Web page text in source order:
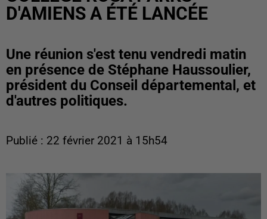
D'AMIENS A ÉTÉ LANCÉE
Une réunion s'est tenu vendredi matin
en présence de Stéphane Haussoulier,
président du Conseil départemental, et
d'autres politiques.
Publié : 22 février 2021 à 15h54